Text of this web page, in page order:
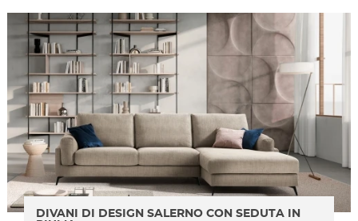
DIVANI DI DESIGN SALERNO CON SEDUTA IN